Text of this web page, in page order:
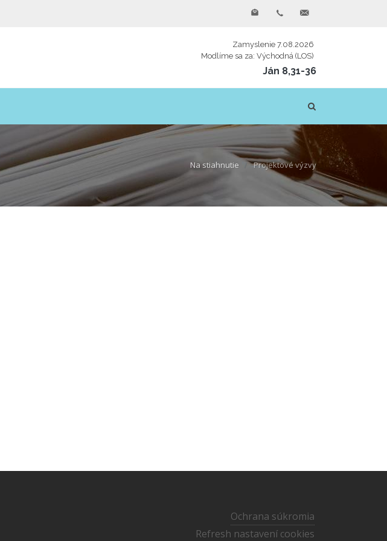
Zamyslenie 7.08.2026
Modlíme sa za: Východná (LOS)
Ján 8,31-36
Na stiahnutie Projektové výzvy
Ochrana súkromia
Refresh nastavení cookies